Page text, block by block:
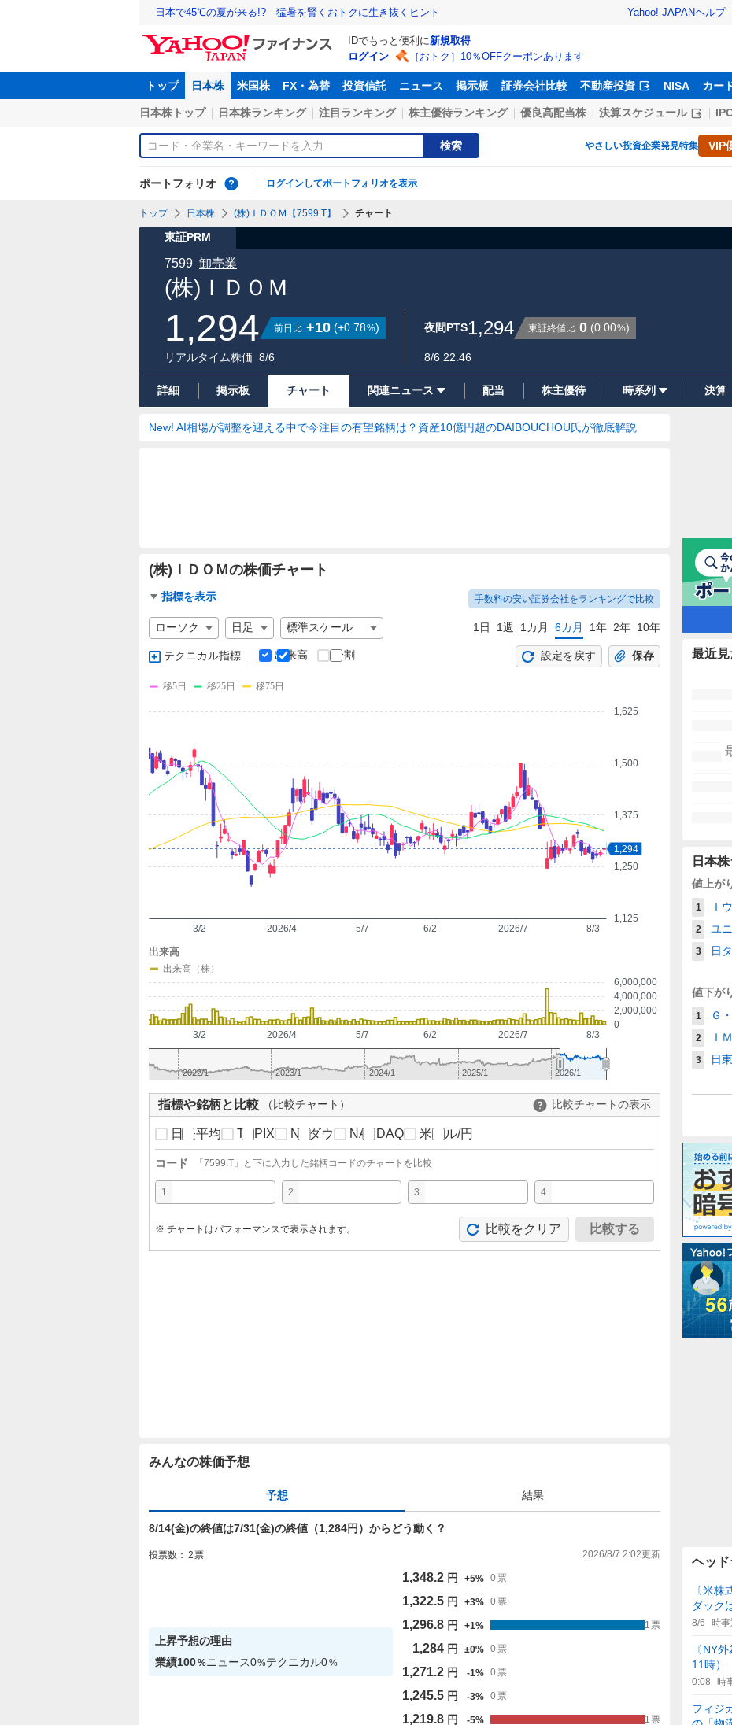
日本で45℃の夏が来る!? 猛暑を賢くおトクに生き抜くヒント Yahoo! JAPANヘルプ
IDでもっと便利に新規取得
ログイン
［おトク］10％OFFクーポンあります
トップ 日本株 米国株 FX・為替 投資信託 ニュース 掲示板 証券会社比較 不動産投資 NISA カー
日本株トップ 日本株ランキング 注目ランキング 株主優待ランキング 優良高配当株 決算スケジュール
検索 やさしい投資企業発見特集 VIP
ポートフォリオ ログインしてポートフォリオを表示
トップ 日本株 (株)ＩＤＯＭ【7599.T】 チャート
東証PRM
(株)ＩＤＯＭ
7599 卸売業
1,294 前日比 +10 (+0.78%)
リアルタイム株価 8/6
夜間PTS1,294 東証終値比 0 (0.00%)
8/6 22:46
詳細 掲示板 チャート 関連ニュース 配当 株主優待 時系列 決算
New! AI相場が調整を迎える中で今注目の有望銘柄は？資産10億円超のDAIBOUCHOU氏が徹底解説
(株)ＩＤＯＭの株価チャート
チ
ャ
ー
ト
指
標
手数料の安い証券会社をランキングで比較
指標を表示
チ
ャ
ー
の
定
1日 1週 1カ月 6カ月 1年 2年 10年
テクニカル指標 出来高 分割 設定を戻す 保存
1,125
1,250
1,375
1,500
1,625
2026/4 2026/7
3/2 5/7 6/2 8/3
1,294
移5日 移25日 移75日
0
2,000,000
4,000,000
6,000,000
2026/4 2026/7
3/2 5/7 6/2 8/3
出来高
出来高（株）
2023/1 2025/1
2022/1 2024/1 2026/1
指標や銘柄と比較 （比較チャート） 比較チャートの表示
日経平均 TOPIX NYダウ NASDAQ 米ドル/円
コード 「 7599.T 」と下に入力した銘柄コードのチャートを比較
1 2 3 4
※ チャートはパフォーマンスで表示されます。 比較をクリア 比較する
みんなの株価予想
予想 結果
8/14(金)の終値は7/31(金)の終値（1,284円）からどう動く？
投票数： 2票 2026/8/7 2:02更新
上昇予想の理由
業績100%ニュース0%テクニカル0%
1,348.2 円 +5% 0 票
1,322.5 円 +3% 0 票
1,296.8 円 +1% 1 票
1,284 円 ±0% 0 票
1,271.2 円 -1% 0 票
1,245.5 円 -3% 0 票
1,219.8 円 -5% 1 票
最近
日本
値上が
1 Ｉ
2
ユ
3
日
値下が
1 Ｇ
2
Ｉ
3
日
ヘッ
〔米
ダック
8/6 時
〔NY
11時）
0:08 時
フィジ